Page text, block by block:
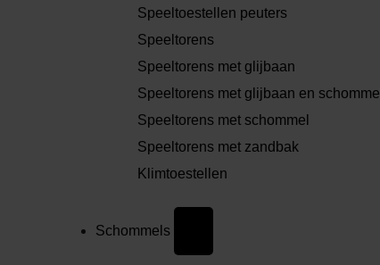
Speeltoestellen peuters
Speeltorens
Speeltorens met glijbaan
Speeltorens met glijbaan en schommel
Speeltorens met schommel
Speeltorens met zandbak
Klimtoestellen
Schommels